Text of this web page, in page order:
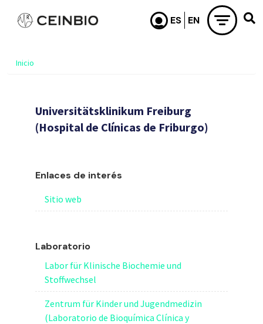
Pasar al contenido principal
Inicio
Universitätsklinikum Freiburg
(Hospital de Clínicas de Friburgo)
Enlaces de interés
Sitio web
Laboratorio
Labor für Klinische Biochemie und
Stoffwechsel
Zentrum für Kinder und Jugendmedizin
(Laboratorio de Bioquímica Clínica y